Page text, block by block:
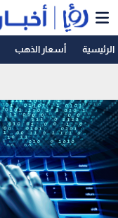
الرئيسية أسعار الذهب